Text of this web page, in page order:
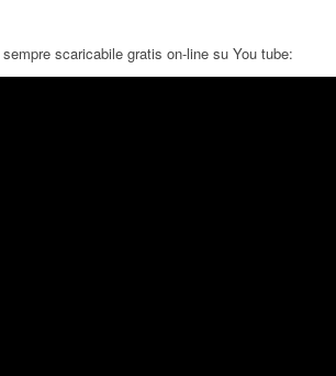
scaricabile gratis on-line su You tube: